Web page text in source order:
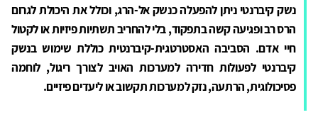
נשק קיברנטי ניתן להפעלה כנשק אל-הרג, וכולל את היכולת לגרום
הרס רב ופגיעה קשה בתפקוד, בלי להחריב תשתיות פיזיות או לקטול
חיי אדם. הסביבה האסטרטגית-קיברנטית כוללת שימוש בנשק
קיברנטי לפעולות חדירה למערכות האויב לצורך ריגול, לוחמה
פסיכולוגית, הרתעה, נזק למערכות תקשוב או ליעדים פיזיים.